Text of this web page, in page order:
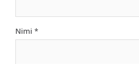
Nimi *